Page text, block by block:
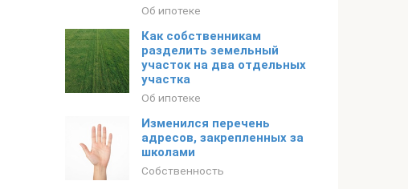
Об ипотеке
Как собственникам
разделить земельный
участок на два отдельных
участка
Об ипотеке
Изменился перечень
адресов, закрепленных за
школами
Собственность